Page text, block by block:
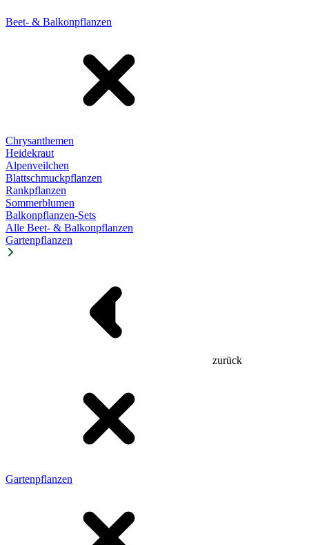
Beet- & Balkonpflanzen
Chrysanthemen
Heidekraut
Alpenveilchen
Blattschmuckpflanzen
Rankpflanzen
Sommerblumen
Balkonpflanzen-Sets
Alle Beet- & Balkonpflanzen
Gartenpflanzen
zurück
Gartenpflanzen